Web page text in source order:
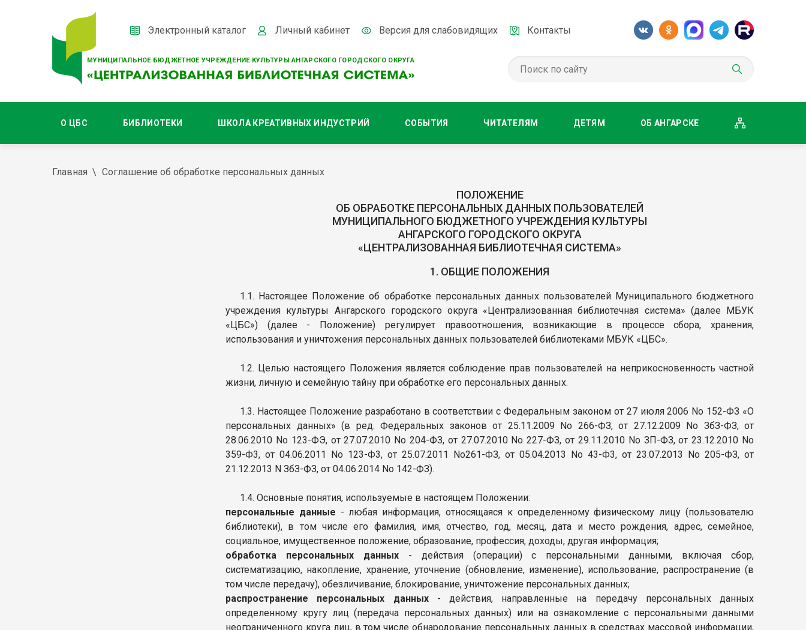
МУНИЦИПАЛЬНОЕ БЮДЖЕТНОЕ УЧРЕЖДЕНИЕ КУЛЬТУРЫ АНГАРСКОГО ГОРОДСКОГО ОКРУГА
Электронный каталог Личный кабинет Версия для слабовидящих Контакты
О ЦБС БИБЛИОТЕКИ ШКОЛА КРЕАТИВНЫХ ИНДУСТРИЙ СОБЫТИЯ ЧИТАТЕЛЯМ ДЕТЯМ ОБ АНГАРСКЕ
Главная Соглашение об обработке персональных данных
ПОЛОЖЕНИЕ
ОБ ОБРАБОТКЕ ПЕРСОНАЛЬНЫХ ДАННЫХ ПОЛЬЗОВАТЕЛЕЙ
МУНИЦИПАЛЬНОГО БЮДЖЕТНОГО УЧРЕЖДЕНИЯ КУЛЬТУРЫ
АНГАРСКОГО ГОРОДСКОГО ОКРУГА
«ЦЕНТРАЛИЗОВАННАЯ БИБЛИОТЕЧНАЯ СИСТЕМА»
1. ОБЩИЕ ПОЛОЖЕНИЯ
1.1. Настоящее Положение об обработке персональных данных пользователей Муниципального бюджетного
учреждения культуры Ангарского городского округа «Централизованная библиотечная система» (далее МБУК
«ЦБС») (далее - Положение) регулирует правоотношения, возникающие в процессе сбора, хранения,
использования и уничтожения персональных данных пользователей библиотеками МБУК «ЦБС».
1.2. Целью настоящего Положения является соблюдение прав пользователей на неприкосновенность частной
жизни, личную и семейную тайну при обработке его персональных данных.
1.3. Настоящее Положение разработано в соответствии с Федеральным законом от 27 июля 2006 No 152-ФЗ «О
персональных данных» (в ред. Федеральных законов от 25.11.2009 No 266-ФЗ, от 27.12.2009 No ЗбЗ-ФЗ, от
28.06.2010 No 123-ФЭ, от 27.07.2010 No 204-ФЗ, от 27.07.2010 No 227-ФЗ, от 29.11.2010 No ЗП-ФЗ, от 23.12.2010 No
359-Ф3, от 04.06.2011 No 123-Ф3, от 25.07.2011 No261-ФЗ, от 05.04.2013 No 43-Ф3, от 23.07.2013 No 205-ФЗ, от
21.12.2013 N ЗбЗ-ФЗ, от 04.06.2014 No 142-ФЗ).
1.4. Основные понятия, используемые в настоящем Положении:
персональные данные - любая информация, относящаяся к определенному физическому лицу (пользователю
библиотеки), в том числе его фамилия, имя, отчество, год, месяц, дата и место рождения, адрес, семейное,
социальное, имущественное положение, образование, профессия, доходы, другая информация;
обработка персональных данных- действия (операции) с персональными данными, включая сбор,
систематизацию, накопление, хранение, уточнение (обновление, изменение), использование, распространение (в
том числе передачу), обезличивание, блокирование, уничтожение персональных данных;
распространение персональных данных- действия, направленные на передачу персональных данных
определенному кругу лиц (передача персональных данных) или на ознакомление с персональными данными
неограниченного круга лиц, в том числе обнародование персональных данных в средствах массовой информации,